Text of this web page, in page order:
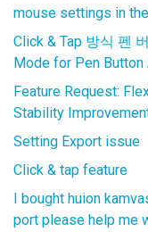
mouse settings in
Click & Tap 방식 펜
Mode for Pen
Feature Request:
Stability
Setting Export issue
Click & tap feature
I bought huion
port please help me